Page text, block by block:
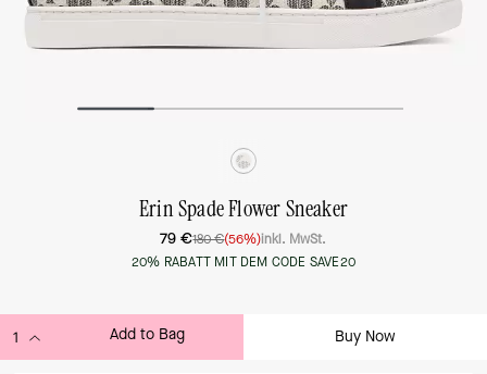
Erin Spade Flower Sneaker
79 €180 €(56%)inkl. MwSt.
20% RABATT MIT DEM CODE SAVE20
Add to Bag Buy Now